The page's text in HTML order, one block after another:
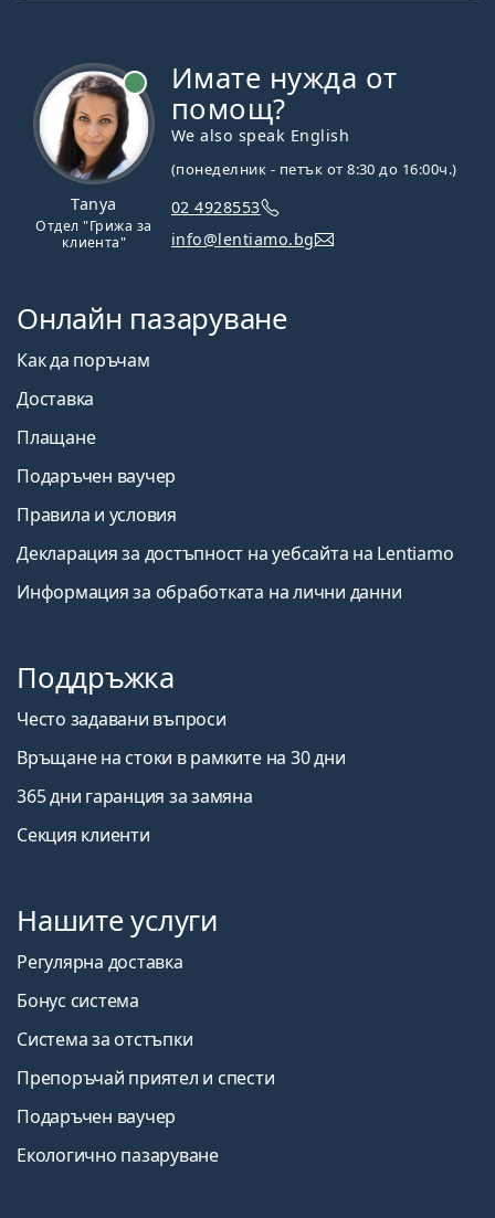
Tanya
Отдел "Грижа за
клиента"
Имате нужда от
помощ?
We also speak English
(понеделник - петък от 8:30 до 16:00ч.)
02 4928553
info@lentiamo.bg
Онлайн пазаруване
Как да поръчам
Доставка
Плащане
Подаръчен ваучер
Правила и условия
Декларация за достъпност на уебсайта на Lentiamo
Информация за обработката на лични данни
Поддръжка
Често задавани въпроси
Връщане на стоки в рамките на 30 дни
365 дни гаранция за замяна
Секция клиенти
Нашите услуги
Регулярна доставка
Бонус система
Система за отстъпки
Препоръчай приятел и спести
Подаръчен ваучер
Екологично пазаруване